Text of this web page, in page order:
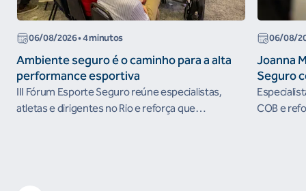
06/08/2026• 4 minutos
Ambiente seguro é o caminho para a alta
performance esportiva
III Fórum Esporte Seguro reúne especialistas,
atletas e dirigentes no Rio e reforça que
06/08/
Joanna
Seguro
COB e